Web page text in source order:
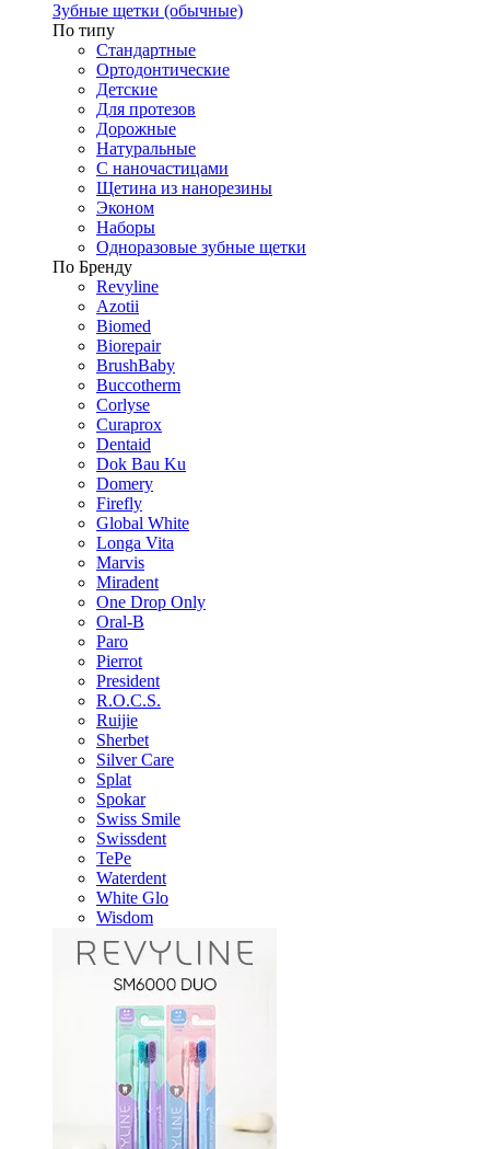
Зубные щетки (обычные)
По типу
Стандартные
Ортодонтические
Детские
Для протезов
Дорожные
Натуральные
С наночастицами
Щетина из нанорезины
Эконом
Наборы
Одноразовые зубные щетки
По Бренду
Revyline
Azotii
Biomed
Biorepair
BrushBaby
Buccotherm
Corlyse
Curaprox
Dentaid
Dok Bau Ku
Domery
Firefly
Global White
Longa Vita
Marvis
Miradent
One Drop Only
Oral-B
Paro
Pierrot
President
R.O.C.S.
Ruijie
Sherbet
Silver Care
Splat
Spokar
Swiss Smile
Swissdent
TePe
Waterdent
White Glo
Wisdom